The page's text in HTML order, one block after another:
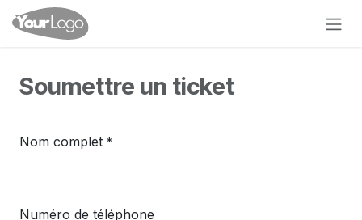
Se rendre au contenu
Soumettre un ticket
Nom complet *
Numéro de téléphone